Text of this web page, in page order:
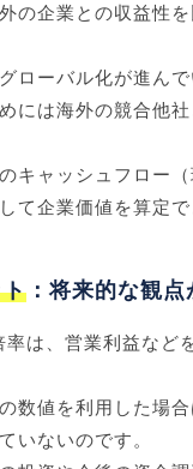
の企業との収益性
ローバル化が進ん
には海外の競合他
キャッシュフロー
て企業価値を算定
：将来的な観
は、営業利益など
数値を利用した場
いないのです。